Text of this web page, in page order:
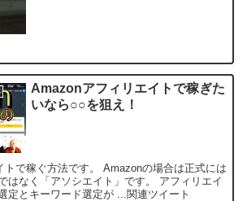
Amazonアフィリエイトで稼ぎた
いなら○○を狙え！
トで稼ぐ方法です。 Amazonの場合は正式には
はなく「アソシエイト」です。 アフィリエイ
定とキーワード選定が ...関連ツイート